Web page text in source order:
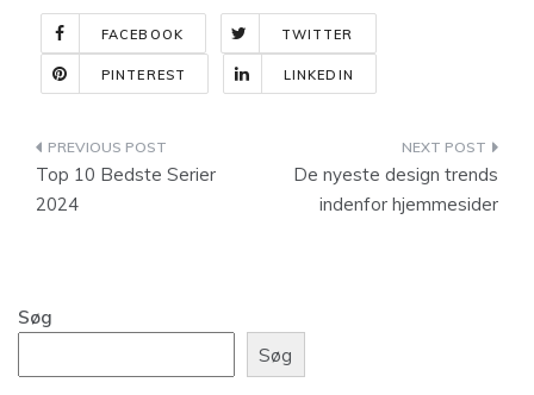
FACEBOOK TWITTER
PINTEREST LINKEDIN
Indlægsnavigation
Top 10 Bedste Serier
2024
De nyeste design trends
indenfor hjemmesider
Søg
Søg